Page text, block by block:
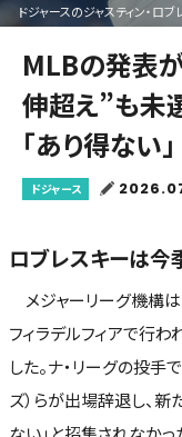
ドジャースのジャスティン・ロ
MLBの発表
伸超え”も未
「あり得ない」
ドジャース
ロブレスキーは今
メジャーリーグ機構は
フィラデルフィアで行
した。ナ・リーグの投手
ズ）らが出場辞退し、新